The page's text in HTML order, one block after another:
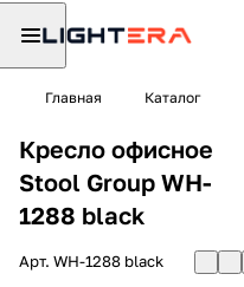
Главная Каталог
Кресло офисное
Stool Group WH-
1288 black
Арт. WH-1288 black